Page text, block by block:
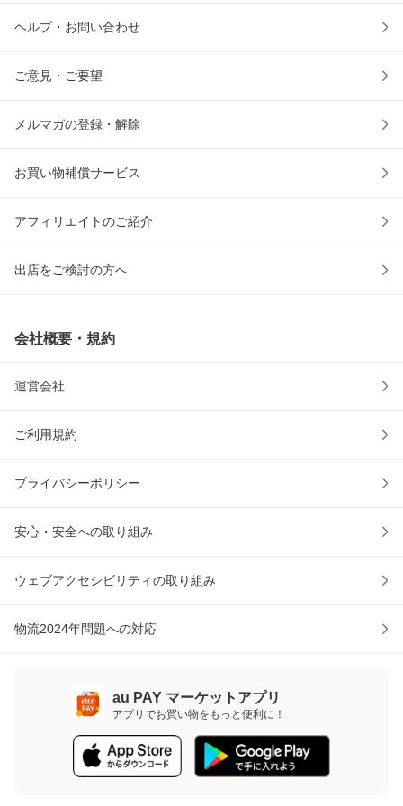
ヘルプ・お問い合わせ
ご意見・ご要望
メルマガの登録・解除
お買い物補償サービス
アフィリエイトのご紹介
出店をご検討の方へ
会社概要・規約
運営会社
ご利用規約
プライバシーポリシー
安心・安全への取り組み
ウェブアクセシビリティの取り組み
物流2024年問題への対応
au PAY マーケットアプリ
アプリでお買い物をもっと便利に！